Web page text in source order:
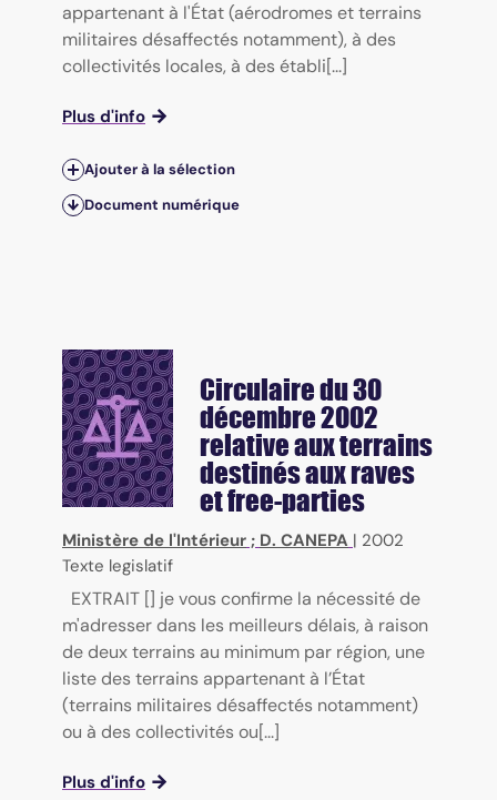
appartenant à l'État (aérodromes et terrains
militaires désaffectés notamment), à des
collectivités locales, à des établi[...]
Plus d'info
Ajouter à la sélection
Document numérique
Circulaire du 30
décembre 2002
relative aux terrains
destinés aux raves
et free-parties
Ministère de l'Intérieur ; D. CANEPA | 2002
Texte legislatif
EXTRAIT [] je vous confirme la nécessité de
m'adresser dans les meilleurs délais, à raison
de deux terrains au minimum par région, une
liste des terrains appartenant à l’État
(terrains militaires désaffectés notamment)
ou à des collectivités ou[...]
Plus d'info